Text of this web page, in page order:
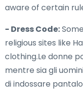
aware of certain
- Dress Code:
religious sites like
clothing.Le donne
mentre sia gli
di indossare